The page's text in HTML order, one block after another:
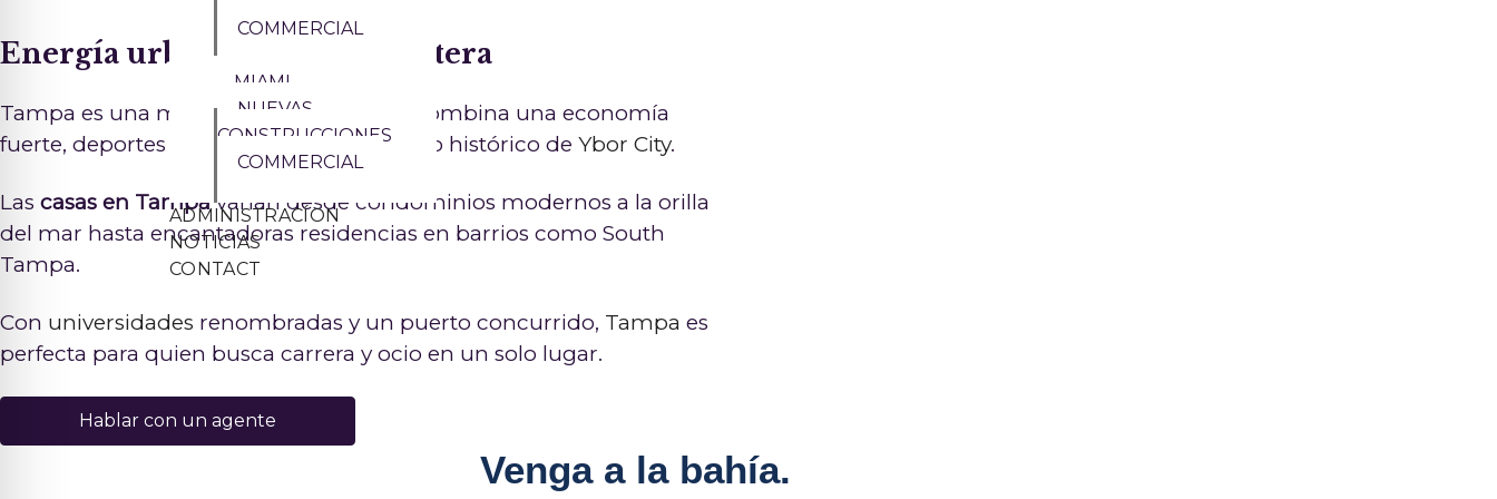
COMMERCIAL
MIAMI
NUEVAS
CONSTRUCCIONES
COMMERCIAL
ADMINISTRACÍON
NOTICIAS
CONTACT
Energía urbana con alma costera
Tampa es una metrópolis vibrante que combina una economía
fuerte, deportes profesionales y el encanto histórico de Ybor City.
Las casas en Tampavarían desde condominios modernos a la orilla
del mar hasta encantadoras residencias en barrios como South
Tampa.
Con universidades renombradas y un puerto concurrido, Tampa es
perfecta para quien busca carrera y ocio en un solo lugar.
Hablar con un agente
Venga a la bahía.